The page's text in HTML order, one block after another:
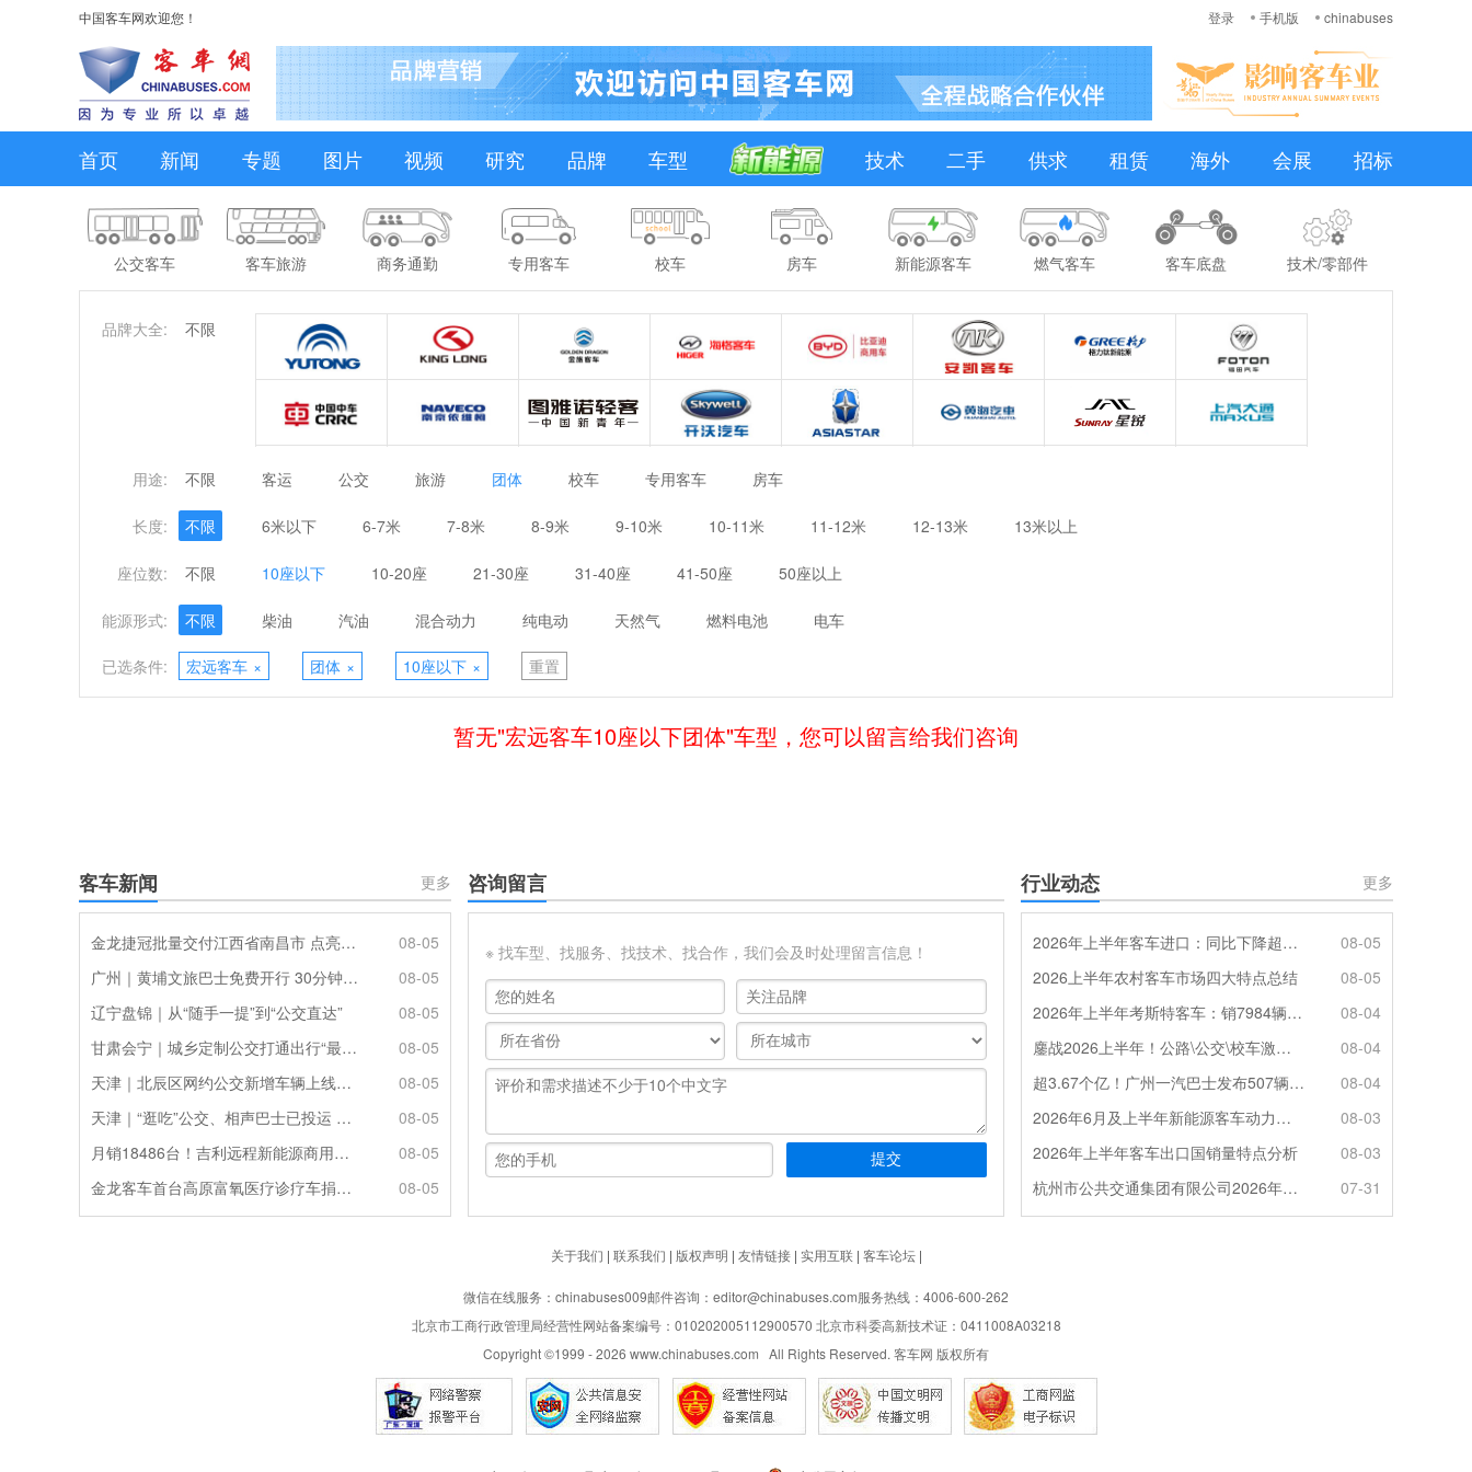
中国客车网欢迎您！ 登录 手机版 chinabuses
首页 新闻 专题 图片 视频 研究 品牌 车型 技术 二手 供求 租赁 海外 会展 招标
公交客车 客车旅游 商务通勤 专用客车 校车 房车 新能源客车 燃气客车 客车底盘 技术/零部件
品牌大全: 不限
用途: 不限 客运 公交 旅游 团体 校车 专用客车 房车
长度: 不限 6米以下 6-7米 7-8米 8-9米 9-10米 10-11米 11-12米 12-13米 13米以上
座位数: 不限 10座以下 10-20座 21-30座 31-40座 41-50座 50座以上
能源形式: 不限 柴油 汽油 混合动力 纯电动 天然气 燃料电池 电车
已选条件: 宏远客车 × 团体 × 10座以下 × 重置
暂无"宏远客车10座以下团体"车型，您可以留言给我们咨询
客车新闻 更多
金龙捷冠批量交付江西省南昌市 点亮城乡便民定制出行
08-05
广州｜黄埔文旅巴士免费开行 30分钟一班解锁山海文博一日游
08-05
辽宁盘锦｜从“随手一提”到“公交直达”
08-05
甘肃会宁｜城乡定制公交打通出行“最后一公里”
08-05
天津｜北辰区网约公交新增车辆上线运营
08-05
天津｜“逛吃”公交、相声巴士已投运 无目的地海上游试点航线将推出
08-05
月销18486台！吉利远程新能源商用车7月销量持续攀升
08-05
金龙客车首台高原富氧医疗诊疗车捐赠左贡 守护健康
08-05
咨询留言
※ 找车型、找服务、找技术、找合作，我们会及时处理留言信息！
行业动态 更多
2026年上半年客车进口：同比下降超4成，轻客主体地位凸显
08-05
2026上半年农村客车市场四大特点总结
08-05
2026年上半年考斯特客车：销7984辆 6米领涨领跑 电动化提速
08-04
鏖战2026上半年！公路\公交\校车激烈角逐，谁问鼎赛道赢家?
08-04
超3.67个亿！广州一汽巴士发布507辆纯电动城市客车采购中标公告
08-04
2026年6月及上半年新能源客车动力电池装机量特点分析
08-03
2026年上半年客车出口国销量特点分析
08-03
杭州市公共交通集团有限公司2026年100辆纯电动城市客车采购招标公告
07-31
关于我们 | 联系我们 | 版权声明 | 友情链接| 实用互联| 客车论坛|
微信在线服务：chinabuses009邮件咨询：editor@chinabuses.com服务热线：4006-600-262
北京市工商行政管理局经营性网站备案编号：010202005112900570 北京市科委高新技术证：0411008A03218
Copyright ©1999 -2026 www.chinabuses.com All Rights Reserved. 客车网 版权所有